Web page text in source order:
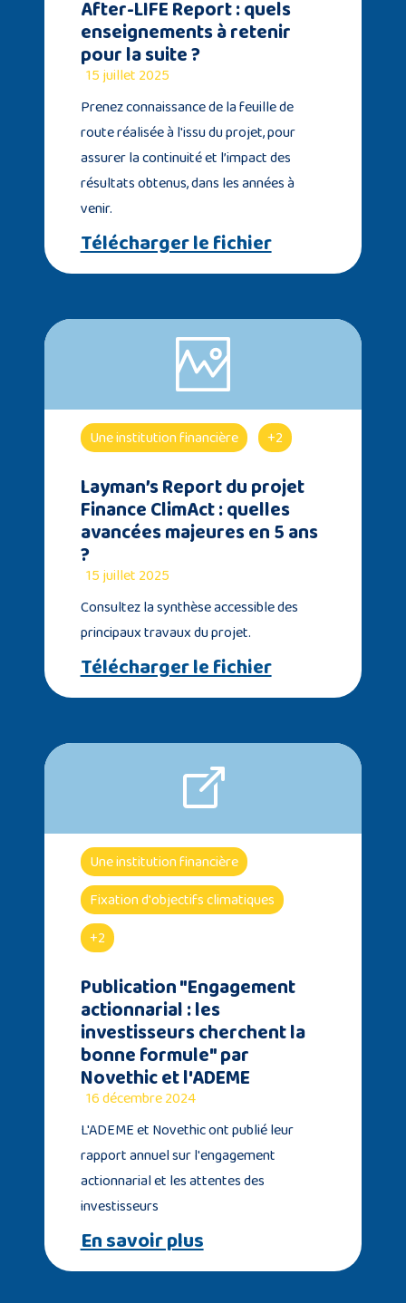
After-LIFE Report : quels
enseignements à retenir
pour la suite ?
15 juillet 2025
Prenez connaissance de la feuille de
route réalisée à l'issu du projet, pour
assurer la continuité et l’impact des
résultats obtenus, dans les années à
venir.
Télécharger le fichier
Une institution financière +2
Layman’s Report du projet
Finance ClimAct : quelles
avancées majeures en 5 ans
?
15 juillet 2025
Consultez la synthèse accessible des
principaux travaux du projet.
Télécharger le fichier
Une institution financière
Fixation d'objectifs climatiques
+2
Publication "Engagement
actionnarial : les
investisseurs cherchent la
bonne formule" par
Novethic et l'ADEME
16 décembre 2024
L'ADEME et Novethic ont publié leur
rapport annuel sur l'engagement
actionnarial et les attentes des
investisseurs
En savoir plus